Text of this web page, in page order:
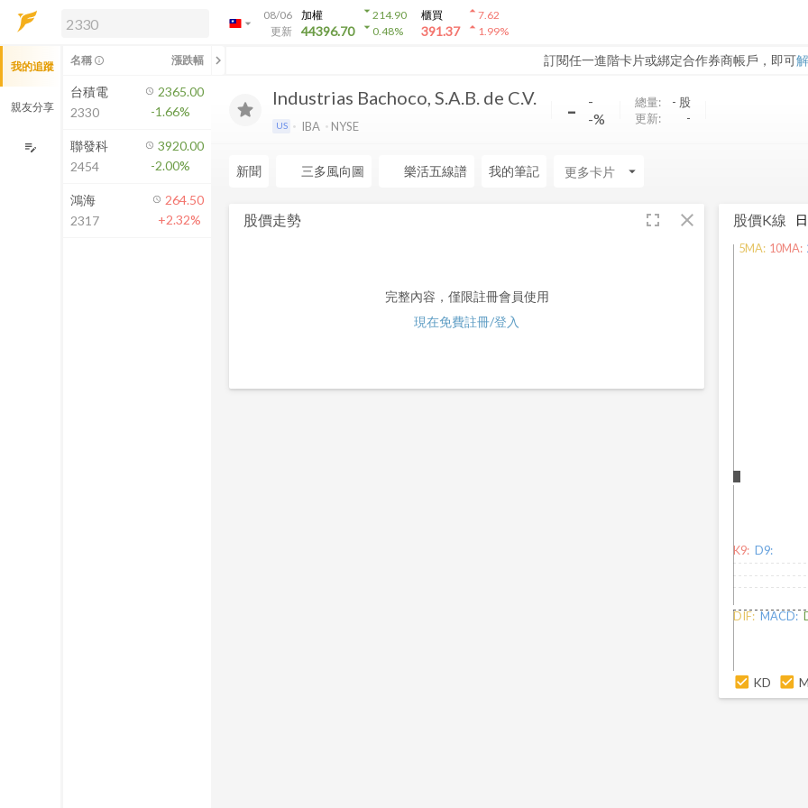
arrow_drop_down
08/06
更新
加權
44396.70
arrow_drop_down214.90
arrow_drop_down0.48%
櫃買
391.37
arrow_drop_up7.62
arrow_drop_up1.99%
訂閱任一進階卡片或綁定合作券商帳戶，即可
解鎖即時行情及進階功能
方案」，即可解鎖以下功能：
即時行情
即時市況與排行
成交金額熱力圖
前往方案訂閱
如何綁定合作券商
Industrias Bachoco, S.A.B. de C.V.
US IBA NYSE -
-
-%
總量: - 股
更新:
-
新聞 三多風向圖 樂活五線譜 我的筆記 arrow_drop_down
股價走勢 fullscreen close
完整內容，僅限註冊會員使用
現在免費註冊/登入
股價K線
5MA: 10MA:
K9: D9:
DIF: MACD:
KD
我的追蹤
親友分享
edit_note
名稱 info_outline 漲跌幅 chevron_left
台積電
2330
2365.00
-1.66%
聯發科
2454
3920.00
-2.00%
鴻海
2317
264.50
+2.32%